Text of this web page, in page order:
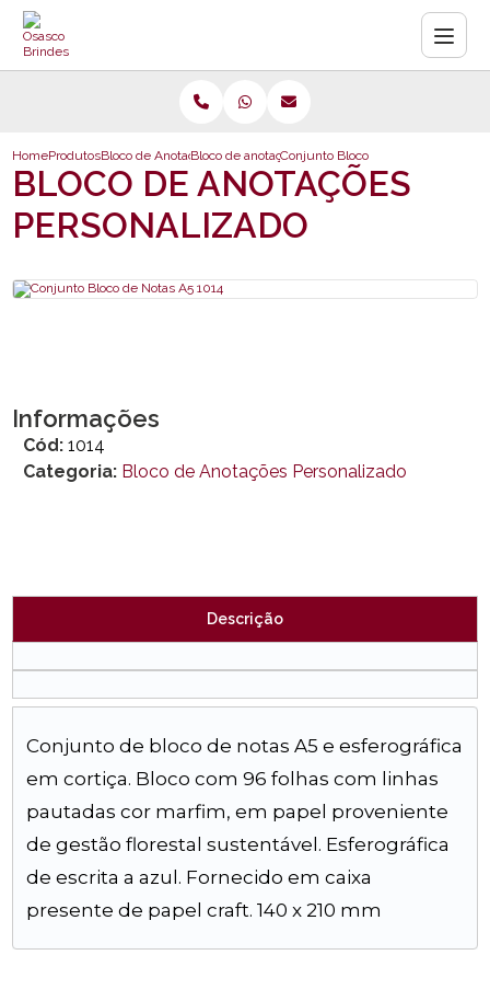
HomeProdutosBloco de Anotações Personalizado
Bloco de anotações personalizado
Conjunto Bloco de Notas A5 1014
BLOCO DE ANOTAÇÕES
PERSONALIZADO
Informações
Cód: 1014
Categoria: Bloco de Anotações Personalizado
Descrição
Conjunto de bloco de notas A5 e esferográfica
em cortiça. Bloco com 96 folhas com linhas
pautadas cor marfim, em papel proveniente
de gestão florestal sustentável. Esferográfica
de escrita a azul. Fornecido em caixa
presente de papel craft. 140 x 210 mm